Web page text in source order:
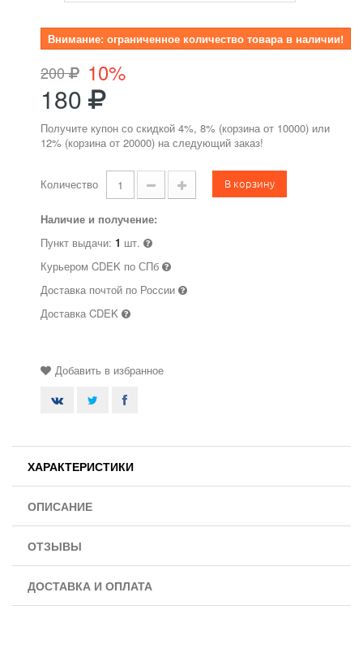
Внимание: ограниченное количество товара в наличии!
200 10%
180
Получите купон со скидкой 4%, 8% (корзина от 10000) или
12% (корзина от 20000) на следующий заказ!
Количество В корзину
Наличие и получение:
Пункт выдачи: 1 шт.
Курьером CDEK по СПб
Доставка почтой по России
Доставка CDEK
Добавить в избранное
ХАРАКТЕРИСТИКИ
ОПИСАНИЕ
ОТЗЫВЫ
ДОСТАВКА И ОПЛАТА